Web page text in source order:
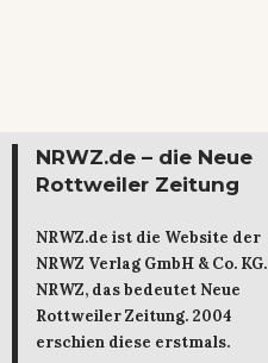
NRWZ.de – die Neue
Rottweiler Zeitung
NRWZ.de ist die Website der
NRWZ Verlag GmbH & Co. KG.
NRWZ, das bedeutet Neue
Rottweiler Zeitung. 2004
erschien diese erstmals.